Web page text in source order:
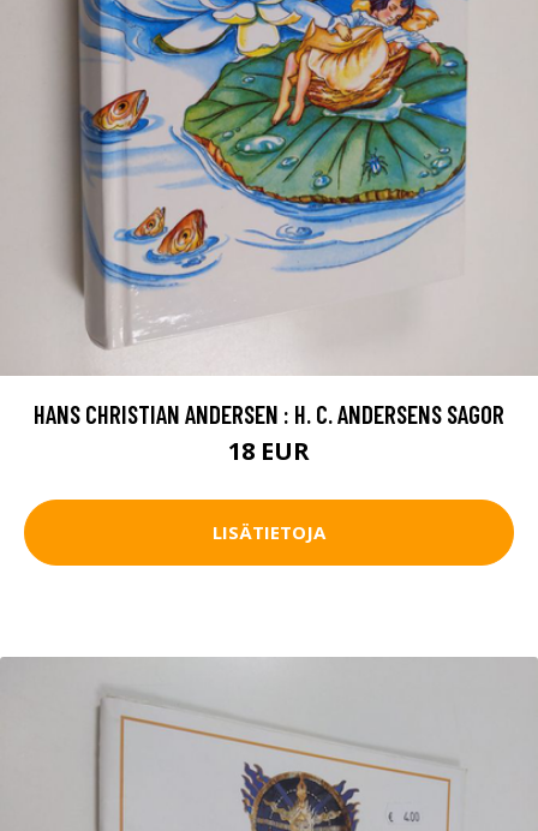
HANS CHRISTIAN ANDERSEN : H. C. ANDERSENS SAGOR
18 EUR
LISÄTIETOJA